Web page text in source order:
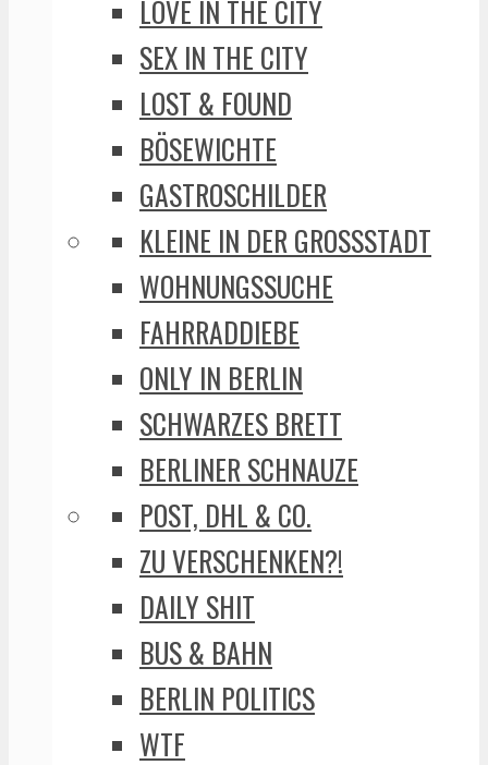
LOVE IN THE CITY
SEX IN THE CITY
LOST & FOUND
BÖSEWICHTE
GASTROSCHILDER
KLEINE IN DER GROSSSTADT
WOHNUNGSSUCHE
FAHRRADDIEBE
ONLY IN BERLIN
SCHWARZES BRETT
BERLINER SCHNAUZE
POST, DHL & CO.
ZU VERSCHENKEN?!
DAILY SHIT
BUS & BAHN
BERLIN POLITICS
WTF